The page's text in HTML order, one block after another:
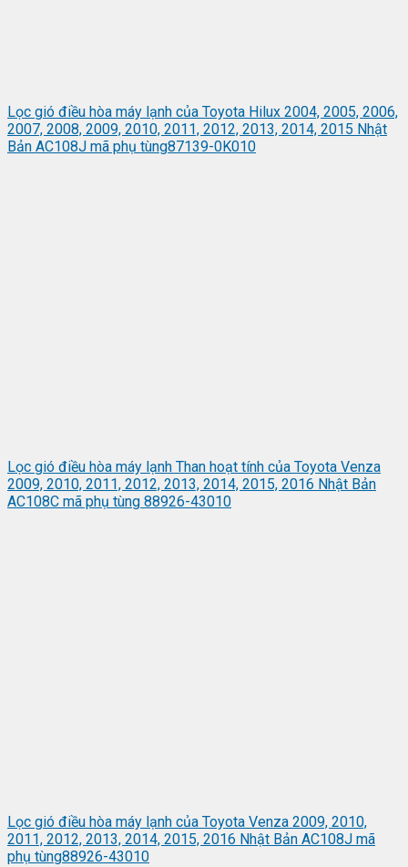
Lọc gió điều hòa máy lạnh của Toyota Hilux 2004, 2005, 2006,
2007, 2008, 2009, 2010, 2011, 2012, 2013, 2014, 2015 Nhật
Bản AC108J mã phụ tùng87139-0K010
Lọc gió điều hòa máy lạnh Than hoạt tính của Toyota Venza
2009, 2010, 2011, 2012, 2013, 2014, 2015, 2016 Nhật Bản
AC108C mã phụ tùng 88926-43010
Lọc gió điều hòa máy lạnh của Toyota Venza 2009, 2010,
2011, 2012, 2013, 2014, 2015, 2016 Nhật Bản AC108J mã
phụ tùng88926-43010